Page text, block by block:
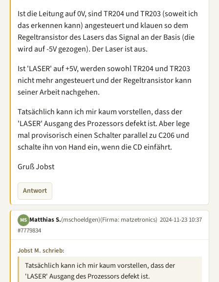
Ist die Leitung auf 0V, sind TR204 und TR203 (soweit ich
das erkennen kann) angesteuert und klauen so dem
Regeltransistor des Lasers das Signal an der Basis (die
wird auf -5V gezogen). Der Laser ist aus.
Ist 'LASER' auf +5V, werden sowohl TR204 und TR203
nicht mehr angesteuert und der Regeltransistor kann
seiner Arbeit nachgehen.
Tatsächlich kann ich mir kaum vorstellen, dass der
'LASER' Ausgang des Prozessors defekt ist. Aber lege
mal provisorisch einen Schalter parallel zu C206 und
schalte ihn von Hand ein, wenn die CD einfährt.
Gruß Jobst
Antwort
MS Matthias S.(mschoeldgen)(Firma: matzetronics) 2024-11-23 10:37
#7779834
Jobst M. schrieb:
Tatsächlich kann ich mir kaum vorstellen, dass der
'LASER' Ausgang des Prozessors defekt ist.